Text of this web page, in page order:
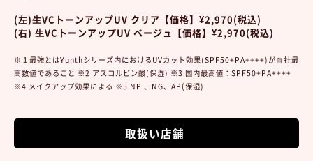
(左)⽣VCトーンアップUV クリア【価格】¥2,970(税込)
(右) ⽣VCトーンアップUV ベージュ【価格】¥2,970(税込)
※１最強とはYunthシリーズ内におけるUVカット効果(SPF50+PA++++)が⾃社最
⾼数値であること ※2 アスコルビン酸(保湿) ※3 国内最⾼値：SPF50+PA++++
※4 メイクアップ効果による ※5 NP 、NG、AP(保湿)
取扱い店舗